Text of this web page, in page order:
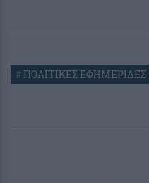
#ΠΟΛΙΤΙΚΕΣ ΕΦΗΜΕΡΙΔΕΣ